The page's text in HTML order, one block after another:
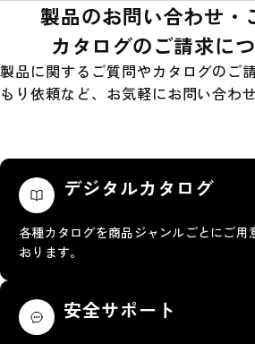
製品のお問い合わせ・
カタログのご請求に
製品に関するご質問やカタログのご
もり依頼など、お気軽にお問い合わ
デジタルカタログ
各種カタログを商品ジャンルごとにご用
おります。
安全サポート